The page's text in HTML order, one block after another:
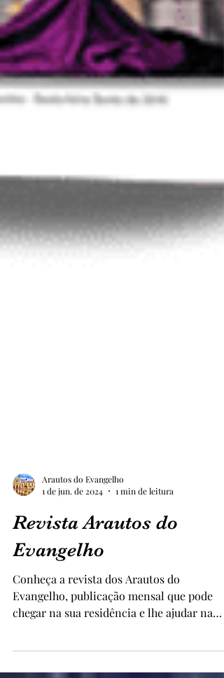
1 de jun. de 2024
1 min de leitura
Revista Arautos do
Evangelho
Conheça a revista dos Arautos do
Evangelho, publicação mensal que pode
formação espiritual. A...